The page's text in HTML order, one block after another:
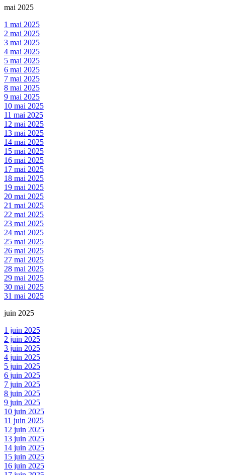
mai 2025
1 mai 2025
2 mai 2025
3 mai 2025
4 mai 2025
5 mai 2025
6 mai 2025
7 mai 2025
8 mai 2025
9 mai 2025
10 mai 2025
11 mai 2025
12 mai 2025
13 mai 2025
14 mai 2025
15 mai 2025
16 mai 2025
17 mai 2025
18 mai 2025
19 mai 2025
20 mai 2025
21 mai 2025
22 mai 2025
23 mai 2025
24 mai 2025
25 mai 2025
26 mai 2025
27 mai 2025
28 mai 2025
29 mai 2025
30 mai 2025
31 mai 2025
juin 2025
1 juin 2025
2 juin 2025
3 juin 2025
4 juin 2025
5 juin 2025
6 juin 2025
7 juin 2025
8 juin 2025
9 juin 2025
10 juin 2025
11 juin 2025
12 juin 2025
13 juin 2025
14 juin 2025
15 juin 2025
16 juin 2025